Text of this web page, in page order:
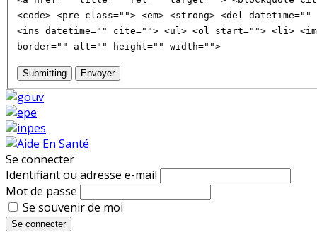
<code> <pre class=""> <em> <strong> <del
<ins datetime="" cite=""> <ul> <ol start=""> <li>
border="" alt="" height="" width="">
Submitting Envoyer
Se connecter
Identifiant ou adresse e-mail
Mot de passe
Se souvenir de moi
Se connecter